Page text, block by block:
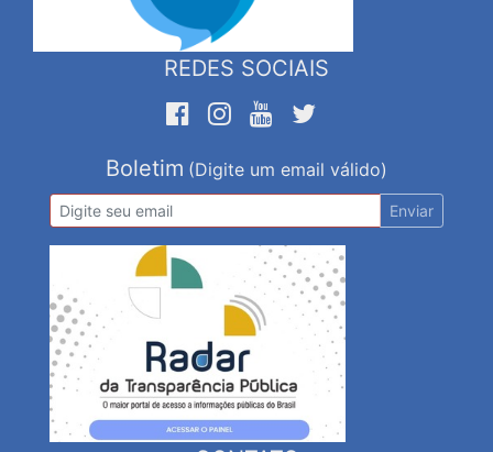
REDES SOCIAIS
Boletim (Digite um email válido)
Enviar